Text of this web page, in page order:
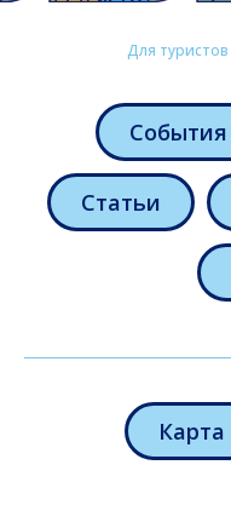
Для туристов
События
Статьи
Карта